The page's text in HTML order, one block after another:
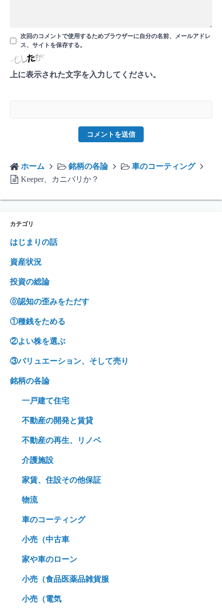
次回のコメントで使用するためブラウザーに自分の名前、メールアドレ
ス、サイトを保存する。
上に表示された文字を入力してください。
ホーム 銘柄の各論
車のコーティング
Keeper、カニバリか？
カテゴリ
はじまりの話
資産状況
投資の総論
⓪認知の歪みをただす
①種銭をためる
②よい株を選ぶ
③バリュエーション、そして売り
銘柄の各論
一戸建て住宅
不動産の開発と賃貸
不動産の再生、リノベ
介護施設
家賃、住設その他保証
物流
車のコーティング
小売（中古車
家や車のローン
小売（食品医薬品雑貨服
小売（電気